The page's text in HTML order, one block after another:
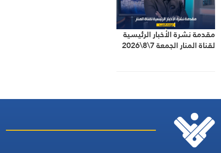
مقدمة نشرة الأخبار الرئيسية
لقناة المنار الجمعة 7\8\2026